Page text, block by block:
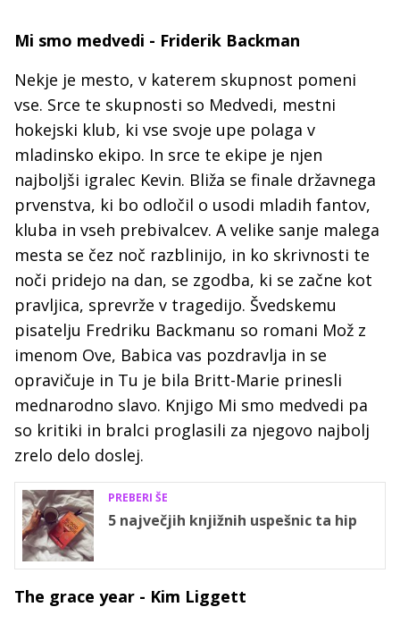
Mi smo medvedi - Friderik Backman
Nekje je mesto, v katerem skupnost pomeni
vse. Srce te skupnosti so Medvedi, mestni
hokejski klub, ki vse svoje upe polaga v
mladinsko ekipo. In srce te ekipe je njen
najboljši igralec Kevin. Bliža se finale državnega
prvenstva, ki bo odločil o usodi mladih fantov,
kluba in vseh prebivalcev. A velike sanje malega
mesta se čez noč razblinijo, in ko skrivnosti te
noči pridejo na dan, se zgodba, ki se začne kot
pravljica, sprevrže v tragedijo. Švedskemu
pisatelju Fredriku Backmanu so romani Mož z
imenom Ove, Babica vas pozdravlja in se
opravičuje in Tu je bila Britt-Marie prinesli
mednarodno slavo. Knjigo Mi smo medvedi pa
so kritiki in bralci proglasili za njegovo najbolj
zrelo delo doslej.
PREBERI ŠE
5 največjih knjižnih uspešnic ta hip
The grace year - Kim Liggett